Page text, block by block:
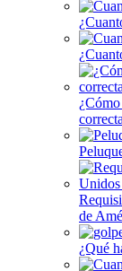
de
¿Qué